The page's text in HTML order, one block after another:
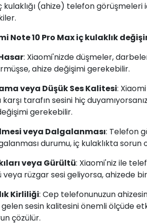
kulaklığı (ahize) telefon
Note 10 Pro Max iç kulaklık
: Xiaomi'nizde düşmeler,
ahize değişimi gerekebilir.
veya Düşük Ses Kalitesi:
karşı tarafın sesini hiç
gerekebilir.
veya Dalgalanması: Telefon
durumu, iç kulaklıkta
veya Gürültü: Xiaomi'niz ile
veya rüzgar sesi geliyorsa, ahizede
Kirliliği: Cep telefonunuzun
gelen sesin kalitesini önemli ölçüde
çözülür.